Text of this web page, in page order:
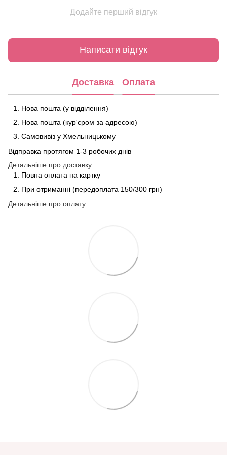
Додайте перший відгук
Написати відгук
Доставка Оплата
Нова пошта (у відділення)
Нова пошта (кур'єром за адресою)
Самовивіз у Хмельницькому
Відправка протягом 1-3 робочих днів
Детальніше про доставку
Повна оплата на картку
При отриманні (передоплата 150/300 грн)
Детальніше про оплату